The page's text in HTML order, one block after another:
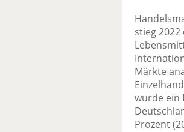
stieg
Märkte
wurde ein
Prozent